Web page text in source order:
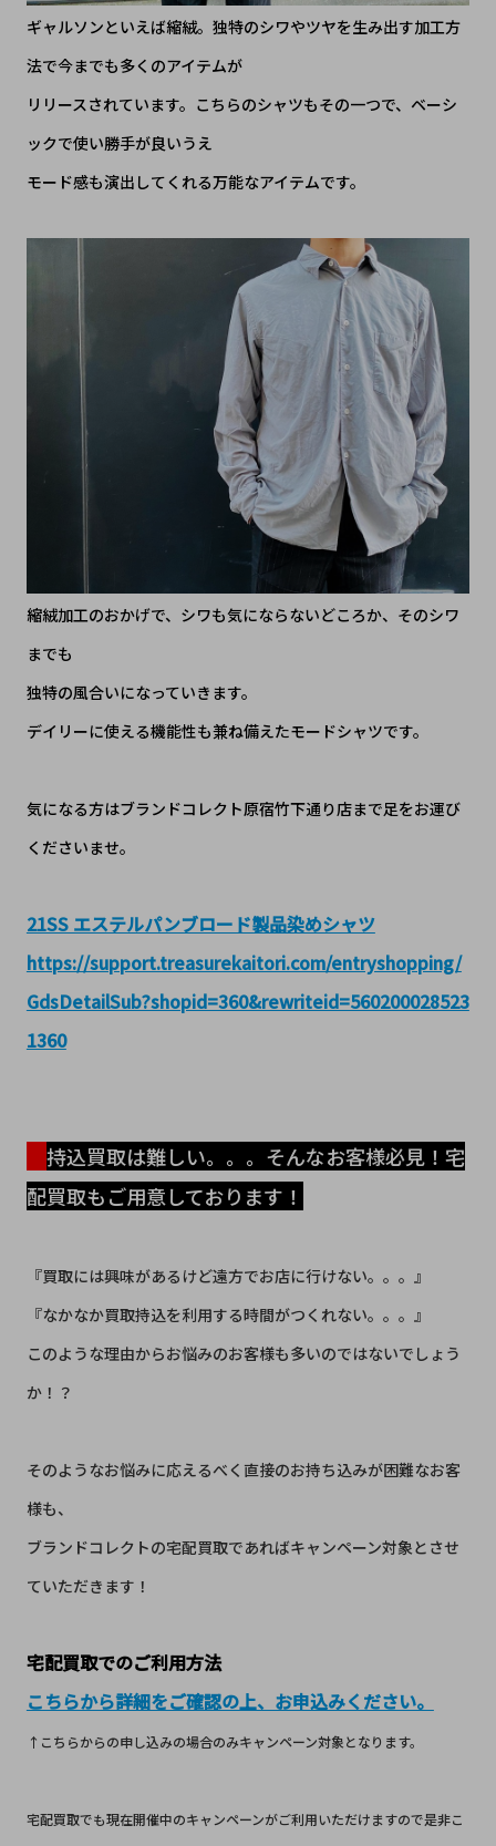
ギャルソンといえば縮絨。独特のシワやツヤを生み出す加工方
法で今までも多くのアイテムが
リリースされています。こちらのシャツもその一つで、ベーシ
ックで使い勝手が良いうえ
モード感も演出してくれる万能なアイテムです。
縮絨加工のおかげで、シワも気にならないどころか、そのシワ
までも
独特の風合いになっていきます。
デイリーに使える機能性も兼ね備えたモードシャツです。
気になる方はブランドコレクト原宿竹下通り店まで足をお運び
くださいませ。
21SS エステルパンブロード製品染めシャツ
https://support.treasurekaitori.com/entryshopping/
GdsDetailSub?shopid=360&rewriteid=560200028523
1360
持込買取は難しい。。。そんなお客様必見！宅
配買取もご用意しております！
『買取には興味があるけど遠方でお店に行けない。。。』
『なかなか買取持込を利用する時間がつくれない。。。』
このような理由からお悩みのお客様も多いのではないでしょう
か！？
​そのようなお悩みに応えるべく直接のお持ち込みが困難なお客
様も、
ブランドコレクトの宅配買取であればキャンペーン対象とさせ
ていただきます！
宅配買取でのご利用方法
こちらから詳細をご確認の上、お申込みください。
↑こちらからの申し込みの場合のみキャンペーン対象となります。
宅配買取でも現在開催中のキャンペーンがご利用いただけますので是非こ